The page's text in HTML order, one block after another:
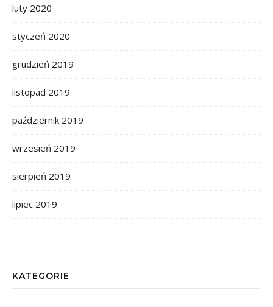
luty 2020
styczeń 2020
grudzień 2019
listopad 2019
październik 2019
wrzesień 2019
sierpień 2019
lipiec 2019
KATEGORIE